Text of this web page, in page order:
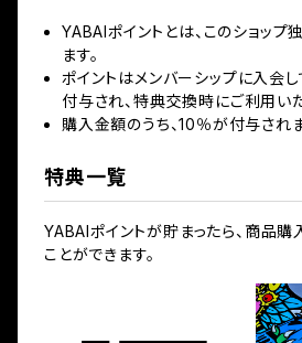
YABAIポイントとは、このショップ
ます。
ポイントはメンバーシップに入会
付与され、特典交換時にご利用い
購入金額のうち、10％が付与されま
特典一覧
YABAIポイントが貯まったら、商品
ことができます。